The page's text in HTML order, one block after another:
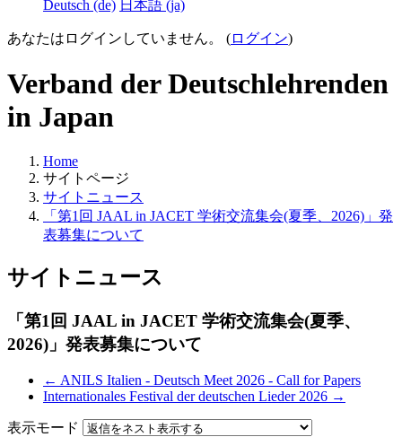
Deutsch ‎(de)‎ 日本語 ‎(ja)‎
あなたはログインしていません。 (ログイン)
Verband der Deutschlehrenden
in Japan
Home
サイトページ
サイトニュース
「第1回 JAAL in JACET 学術交流集会(夏季、2026)」発
表募集について
サイトニュース
「第1回 JAAL in JACET 学術交流集会(夏季、
2026)」発表募集について
← ANILS Italien - Deutsch Meet 2026 - Call for Papers
Internationales Festival der deutschen Lieder 2026 →
表示モード